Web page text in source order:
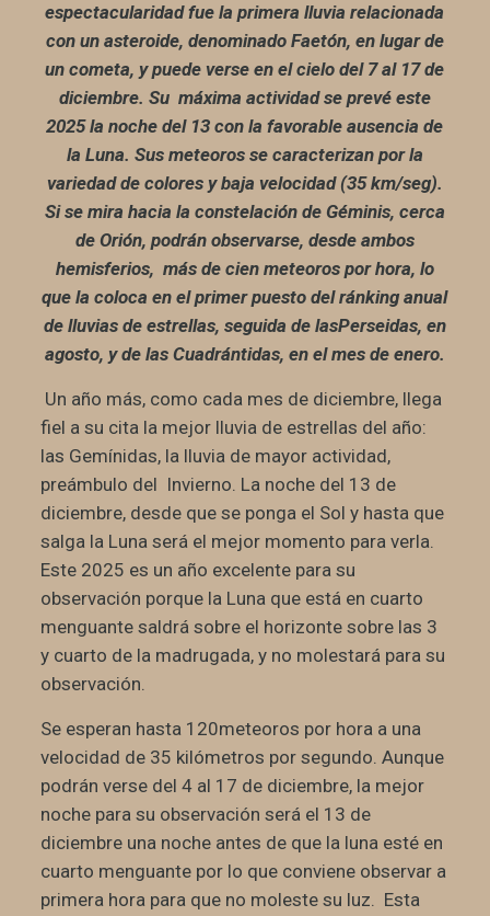
espectacularidad fue la primera lluvia relacionada
con un asteroide, denominado Faetón, en lugar de
un cometa, y puede verse en el cielo del 7 al 17 de
diciembre. Su máxima actividad se prevé este
2025 la noche del 13 con la favorable ausencia de
la Luna. Sus meteoros se caracterizan por la
variedad de colores y baja velocidad (35 km/seg).
Si se mira hacia la constelación de Géminis, cerca
de Orión, podrán observarse, desde ambos
hemisferios, más de cien meteoros por hora, lo
que la coloca en el primer puesto del ránking anual
de lluvias de estrellas, seguida de lasPerseidas, en
agosto, y de las Cuadrántidas, en el mes de enero.
Un año más, como cada mes de diciembre, llega
fiel a su cita la mejor lluvia de estrellas del año:
las Gemínidas, la lluvia de mayor actividad,
preámbulo del Invierno. La noche del 13 de
diciembre, desde que se ponga el Sol y hasta que
salga la Luna será el mejor momento para verla.
Este 2025 es un año excelente para su
observación porque la Luna que está en cuarto
menguante saldrá sobre el horizonte sobre las 3
y cuarto de la madrugada, y no molestará para su
observación.
Se esperan hasta 120meteoros por hora a una
velocidad de 35 kilómetros por segundo. Aunque
podrán verse del 4 al 17 de diciembre, la mejor
noche para su observación será el 13 de
diciembre una noche antes de que la luna esté en
cuarto menguante por lo que conviene observar a
primera hora para que no moleste su luz. Esta